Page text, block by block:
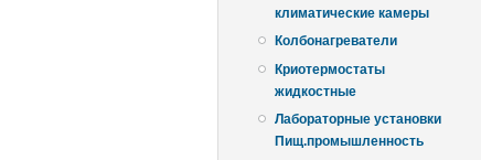
климатические камеры
Колбонагреватели
Криотермостаты
жидкостные
Лабораторные установки
Пищ.промышленность